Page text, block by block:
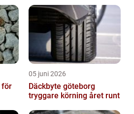
05 juni 2026
Däckbyte göteborg
tryggare körning året runt